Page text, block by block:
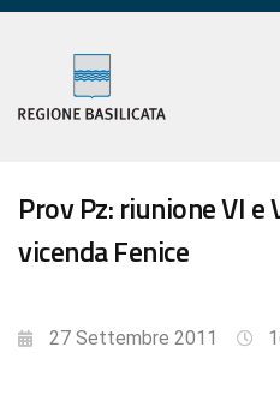
Prov Pz: riunione VI e
vicenda Fenice
27 Settembre 2011